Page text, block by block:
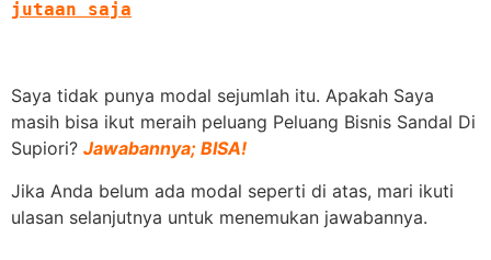
jutaan saja
Saya tidak punya modal sejumlah itu. Apakah Saya
masih bisa ikut meraih peluang Peluang Bisnis Sandal Di
Supiori? Jawabannya; BISA!
Jika Anda belum ada modal seperti di atas, mari ikuti
ulasan selanjutnya untuk menemukan jawabannya.